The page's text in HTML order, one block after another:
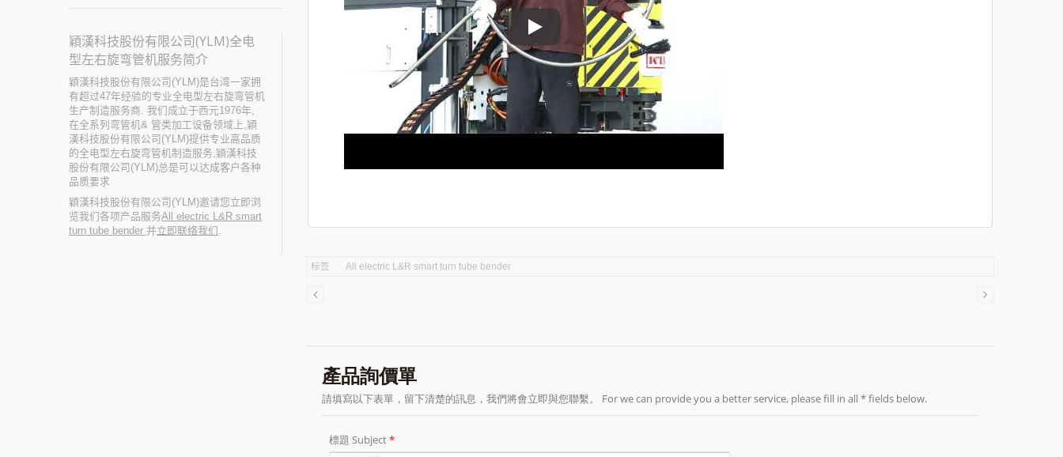
穎漢科技股份有限公司(YLM)全电
型左右旋弯管机服务简介
穎漢科技股份有限公司(YLM)是台湾一家拥
有超过47年经验的专业全电型左右旋弯管机
生产制造服务商. 我们成立于西元1976年,
在全系列弯管机& 管类加工设备领域上,穎
漢科技股份有限公司(YLM)提供专业高品质
的全电型左右旋弯管机制造服务,穎漢科技
股份有限公司(YLM)总是可以达成客户各种
品质要求
穎漢科技股份有限公司(YLM)邀请您立即浏
览我们各项产品服务All electric L&R smart
turn tube bender 并立即联络我们 .
全电型左右旋弯管机
标签 All electric L&R smart turn tube bender